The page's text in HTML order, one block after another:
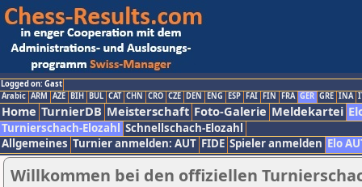
Logged on: Gast
Arabic ARM AZE BIH BUL CAT CHN CRO CZE DEN ENG ESP FAI FIN FRA GER GRE INA
Home TurnierDB Meisterschaft Foto-Galerie Meldekartei
Turnierschach-Elozahl Schnellschach-Elozahl
Allgemeines Turnier anmelden: AUT FIDE Spieler anmelden Elo
Willkommen bei den offiziellen